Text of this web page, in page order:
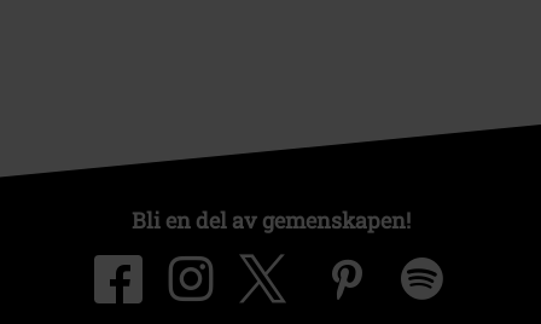
Bli en del av gemenskapen!